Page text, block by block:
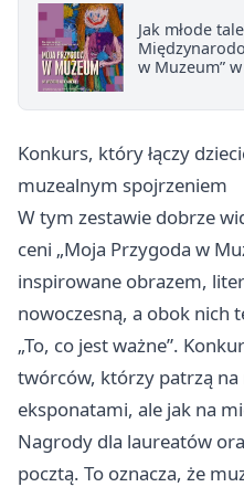
Jak młode
w Muzeum”
Konkurs, który łączy
muzealnym spojrzeniem
W tym zestawie dobrze
ceni „Moja Przygoda w
inspirowane obrazem,
nowoczesną, a obok nich
„To, co jest ważne”.
twórców, którzy patrzą na
eksponatami, ale jak na
Nagrody dla laureatów
pocztą. To oznacza, że